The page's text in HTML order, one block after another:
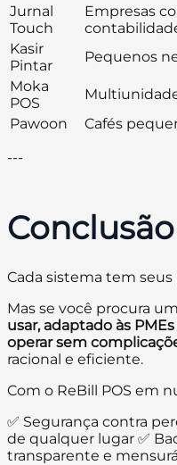
Jurnal
Touch
Empresas
Kasir
Pintar
Pequenos
Moka
POS
Pawoon
Cafés
---
Conclusão
Cada sistema tem
Mas se você procura um
usar, adaptado às
operar sem
racional e eficiente.
Com o ReBill POS em
✅ Segurança contra
de qualquer lugar ✅
transparente e